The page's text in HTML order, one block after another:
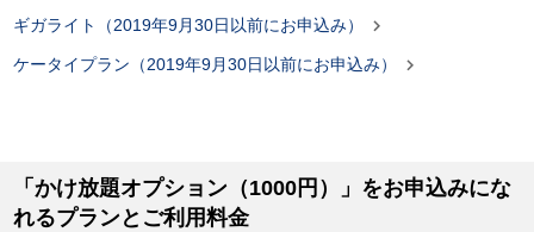
ギガライト（2019年9月30日以前にお申込み） 
ケータイプラン（2019年9月30日以前にお申込み） 
「かけ放題オプション（1000円）」をお申込みにな
れるプランとご利用料金